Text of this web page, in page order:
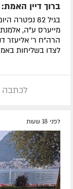
ברוך דיין
בגיל 82
מייערס ע"ה,
הרה"ח ר' אליעזר
לצדו בשליחות
לכתבה
לפני 18 שעות